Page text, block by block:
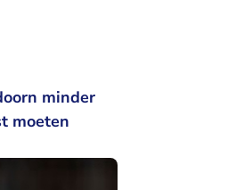
minder
moeten